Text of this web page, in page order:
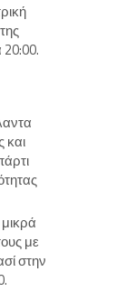
και
με
στην